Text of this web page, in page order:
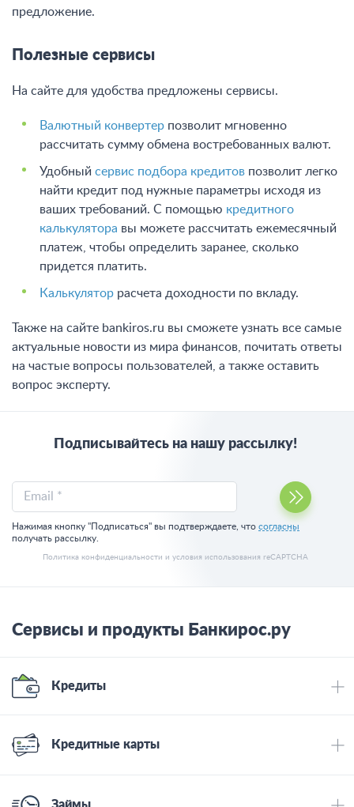
предложение.
Полезные сервисы
На сайте для удобства предложены сервисы.
Валютный конвертер позволит мгновенно
рассчитать сумму обмена востребованных валют.
Удобный сервис подбора кредитов позволит легко
найти кредит под нужные параметры исходя из
ваших требований. С помощью кредитного
калькулятора вы можете рассчитать ежемесячный
платеж, чтобы определить заранее, сколько
придется платить.
Калькулятор расчета доходности по вкладу.
Также на сайте bankiros.ru вы сможете узнать все самые
актуальные новости из мира финансов, почитать ответы
на частые вопросы пользователей, а также оставить
вопрос эксперту.
Подписывайтесь на нашу рассылку!
Email *
Нажимая кнопку "Подписаться" вы подтверждаете, что согласны
получать рассылку.
Политика конфиденциальности и условия использования reCAPTCHA
Сервисы и продукты Банкирос.ру
Кредиты
Кредитные карты